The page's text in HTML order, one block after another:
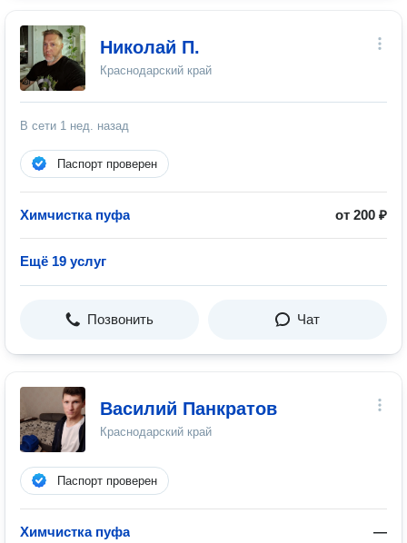
Николай П.
Краснодарский край
В сети 1 нед. назад
Паспорт проверен
Химчистка пуфа от 200 ₽
Ещё 19 услуг
Позвонить Чат
Василий Панкратов
Краснодарский край
Паспорт проверен
Химчистка пуфа —